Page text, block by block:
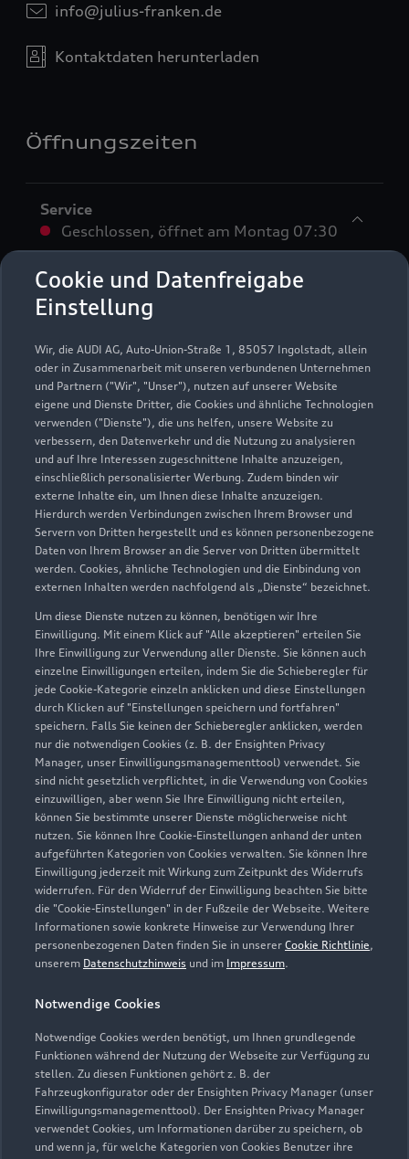
Cookie und Datenfreigabe
Einstellung
Wir, die AUDI AG, Auto-Union-Straße 1, 85057 Ingolstadt, allein
oder in Zusammenarbeit mit unseren verbundenen Unternehmen
und Partnern ("Wir", "Unser"), nutzen auf unserer Website
eigene und Dienste Dritter, die Cookies und ähnliche Technologien
verwenden ("Dienste"), die uns helfen, unsere Website zu
verbessern, den Datenverkehr und die Nutzung zu analysieren
und auf Ihre Interessen zugeschnittene Inhalte anzuzeigen,
einschließlich personalisierter Werbung. Zudem binden wir
externe Inhalte ein, um Ihnen diese Inhalte anzuzeigen.
Hierdurch werden Verbindungen zwischen Ihrem Browser und
Servern von Dritten hergestellt und es können personenbezogene
Daten von Ihrem Browser an die Server von Dritten übermittelt
werden. Cookies, ähnliche Technologien und die Einbindung von
externen Inhalten werden nachfolgend als „Dienste“ bezeichnet.
Um diese Dienste nutzen zu können, benötigen wir Ihre
Einwilligung. Mit einem Klick auf "Alle akzeptieren" erteilen Sie
Ihre Einwilligung zur Verwendung aller Dienste. Sie können auch
einzelne Einwilligungen erteilen, indem Sie die Schieberegler für
jede Cookie-Kategorie einzeln anklicken und diese Einstellungen
durch Klicken auf "Einstellungen speichern und fortfahren"
speichern. Falls Sie keinen der Schieberegler anklicken, werden
nur die notwendigen Cookies (z. B. der Ensighten Privacy
Manager, unser Einwilligungsmanagementtool) verwendet. Sie
sind nicht gesetzlich verpflichtet, in die Verwendung von Cookies
einzuwilligen, aber wenn Sie Ihre Einwilligung nicht erteilen,
können Sie bestimmte unserer Dienste möglicherweise nicht
nutzen. Sie können Ihre Cookie-Einstellungen anhand der unten
aufgeführten Kategorien von Cookies verwalten. Sie können Ihre
Einwilligung jederzeit mit Wirkung zum Zeitpunkt des Widerrufs
widerrufen. Für den Widerruf der Einwilligung beachten Sie bitte
die "Cookie-Einstellungen" in der Fußzeile der Webseite. Weitere
Informationen sowie konkrete Hinweise zur Verwendung Ihrer
personenbezogenen Daten finden Sie in unserer Cookie Richtlinie,
unserem Datenschutzhinweis und im Impressum.
Notwendige Cookies
Notwendige Cookies werden benötigt, um Ihnen grundlegende
Funktionen während der Nutzung der Webseite zur Verfügung zu
stellen. Zu diesen Funktionen gehört z. B. der
Fahrzeugkonfigurator oder der Ensighten Privacy Manager (unser
Einwilligungsmanagementtool). Der Ensighten Privacy Manager
verwendet Cookies, um Informationen darüber zu speichern, ob
und wenn ja, für welche Kategorien von Cookies Benutzer ihre
info@julius-franken.de
Kontaktdaten herunterladen
Öffnungszeiten
Service
Geschlossen, öffnet am Montag 07:30
Montag - Freitag
07:30 - 17:00
Sonntag
Geschlossen
Zu den Rädern
Zurück nach oben
Modelle
Kaufen & leasen